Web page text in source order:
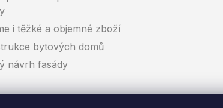
i těžké a objemné zboží
bytových domů
návrh fasády